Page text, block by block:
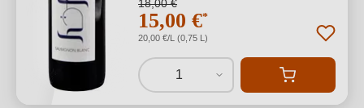
18,00 €
15,00 €*
20,00 €/L (0,75 L)
1